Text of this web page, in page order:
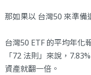
那如果以 台灣50 來準備
台灣50 ETF 的平均年化
「72 法則」來說，
資產就翻一倍。